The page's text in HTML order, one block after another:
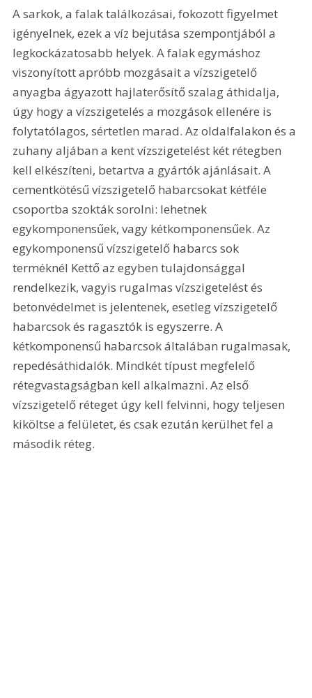
A sarkok, a falak találkozásai, fokozott figyelmet
igényelnek, ezek a víz bejutása szempontjából a
legkockázatosabb helyek. A falak egymáshoz
viszonyított apróbb mozgásait a vízszigetelő
anyagba ágyazott hajlaterősítő szalag áthidalja,
úgy hogy a vízszigetelés a mozgások ellenére is
folytatólagos, sértetlen marad. Az oldalfalakon és a
zuhany aljában a kent vízszigetelést két rétegben
kell elkészíteni, betartva a gyártók ajánlásait. A
cementkötésű vízszigetelő habarcsokat kétféle
csoportba szokták sorolni: lehetnek
egykomponensűek, vagy kétkomponensűek. Az
egykomponensű vízszigetelő habarcs sok
terméknél Kettő az egyben tulajdonsággal
rendelkezik, vagyis rugalmas vízszigetelést és
betonvédelmet is jelentenek, esetleg vízszigetelő
habarcsok és ragasztók is egyszerre. A
kétkomponensű habarcsok általában rugalmasak,
repedésáthidalók. Mindkét típust megfelelő
rétegvastagságban kell alkalmazni. Az első
vízszigetelő réteget úgy kell felvinni, hogy teljesen
kiköltse a felületet, és csak ezután kerülhet fel a
második réteg.